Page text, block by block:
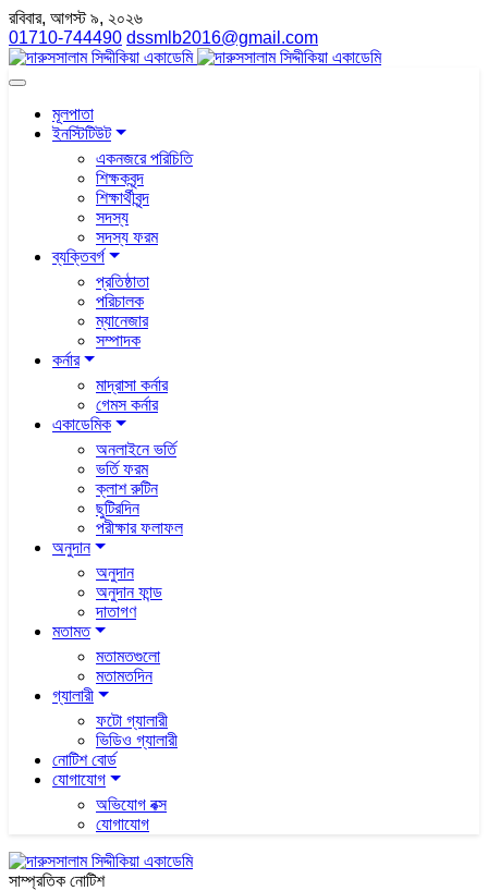
রবিবার, আগস্ট ৯, ২০২৬
01710-744490 dssmlb2016@gmail.com
মূলপাতা
ইনস্টিটিউট
একনজরে পরিচিতি
শিক্ষকবৃন্দ
শিক্ষার্থীবৃন্দ
সদস্য
সদস্য ফরম
ব্যক্তিবর্গ
প্রতিষ্ঠাতা
পরিচালক
ম্যানেজার
সম্পাদক
কর্নার
মাদ্রাসা কর্নার
গেমস কর্নার
একাডেমিক
অনলাইনে ভর্তি
ভর্তি ফরম
ক্লাশ রুটিন
ছুটিরদিন
পরীক্ষার ফলাফল
অনুদান
অনুদান
অনুদান ফান্ড
দাতাগণ
মতামত
মতামতগুলো
মতামতদিন
গ্যালারী
ফটো গ্যালারী
ভিডিও গ্যালারী
নোটিশ বোর্ড
যোগাযোগ
অভিযোগ বক্স
যোগাযোগ
সাম্প্রতিক নোটিশ